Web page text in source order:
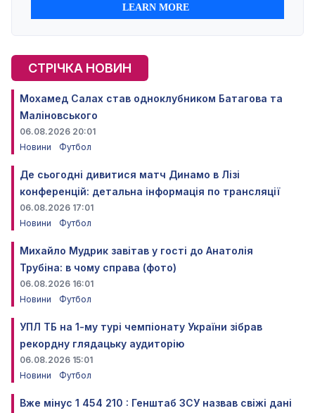
СТРІЧКА НОВИН
Мохамед Салах став одноклубником Батагова та
Маліновського
06.08.2026 20:01
Новини
Футбол
Де сьогодні дивитися матч Динамо в Лізі
конференцій: детальна інформація по трансляції
06.08.2026 17:01
Новини
Футбол
Михайло Мудрик завітав у гості до Анатолія
Трубіна: в чому справа (фото)
06.08.2026 16:01
Новини
Футбол
УПЛ ТБ на 1-му турі чемпіонату України зібрав
рекордну глядацьку аудиторію
06.08.2026 15:01
Новини
Футбол
Вже мінус 1 454 210 : Генштаб ЗСУ назвав свіжі дані